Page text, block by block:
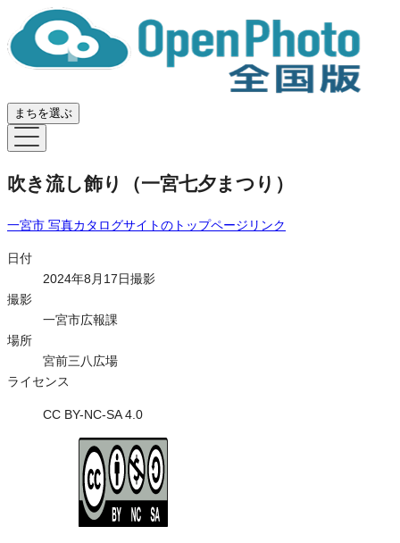
まちを選ぶ
吹き流し飾り（一宮七夕まつり）
一宮市 写真カタログサイトのトップページリンク
日付
2024年8月17日撮影
撮影
一宮市広報課
場所
宮前三八広場
ライセンス
CC BY-NC-SA 4.0